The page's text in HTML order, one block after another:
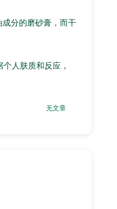
分的磨砂膏，而干
人肤质和反应，
无文章